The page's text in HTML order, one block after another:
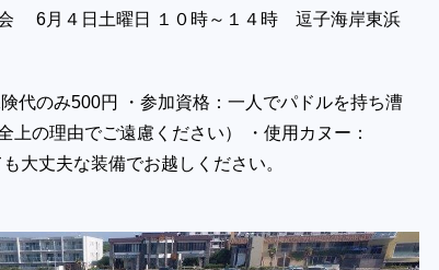
6月４日土曜日 １０時～１４時 逗子海岸東浜
代のみ500円 ・参加資格：一人でパドルを持ち漕
上の理由でご遠慮ください） ・使用カヌー：
大丈夫な装備でお越しください。